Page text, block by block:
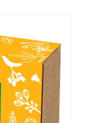
DETAILS